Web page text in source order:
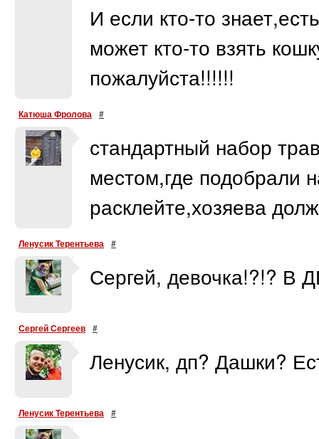
И если кто-то
может кто-то взять
пожалуйста!!!!!!
Катюша Фролова #
стандартный набор
местом,где подобрали
расклейте,хозяева
Ленусик Терентьева #
Сергей, девочка!?!? В
Сергей Сергеев #
Ленусик, дп? Дашки?
Ленусик Терентьева #